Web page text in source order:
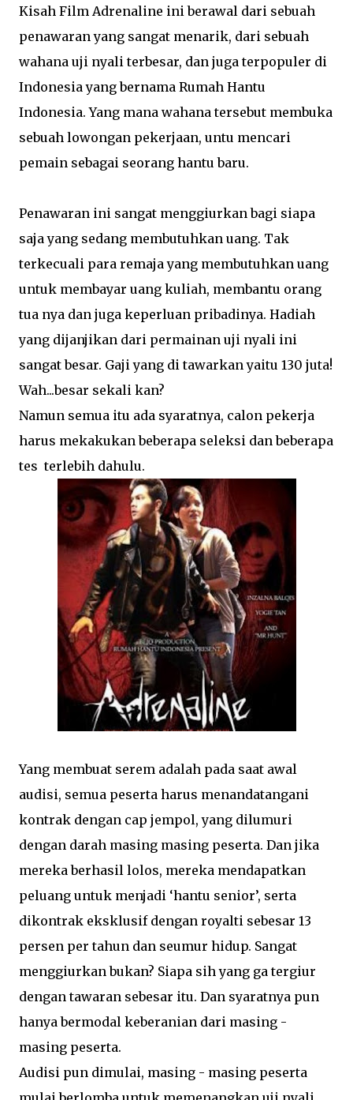
Kisah Film Adrenaline ini berawal dari sebuah
penawaran yang sangat menarik, dari sebuah
wahana uji nyali terbesar, dan juga terpopuler di
Indonesia yang bernama Rumah Hantu
Indonesia. Yang mana wahana tersebut membuka
sebuah lowongan pekerjaan, untu mencari
pemain sebagai seorang hantu baru.
Penawaran ini sangat menggiurkan bagi siapa
saja yang sedang membutuhkan uang. Tak
terkecuali para remaja yang membutuhkan uang
untuk membayar uang kuliah, membantu orang
tua nya dan juga keperluan pribadinya. Hadiah
yang dijanjikan dari permainan uji nyali ini
sangat besar. Gaji yang di tawarkan yaitu 130 juta!
Wah...besar sekali kan?
Namun semua itu ada syaratnya, calon pekerja
harus mekakukan beberapa seleksi dan beberapa
tes terlebih dahulu.
Yang membuat serem adalah pada saat awal
audisi, semua peserta harus menandatangani
kontrak dengan cap jempol, yang dilumuri
dengan darah masing masing peserta. Dan jika
mereka berhasil lolos, mereka mendapatkan
peluang untuk menjadi ‘hantu senior’, serta
dikontrak eksklusif dengan royalti sebesar 13
persen per tahun dan seumur hidup. Sangat
menggiurkan bukan? Siapa sih yang ga tergiur
dengan tawaran sebesar itu. Dan syaratnya pun
hanya bermodal keberanian dari masing -
masing peserta.
Audisi pun dimulai, masing - masing peserta